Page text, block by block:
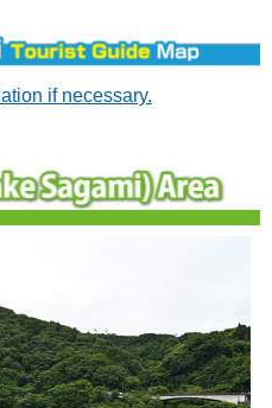
if necessary.